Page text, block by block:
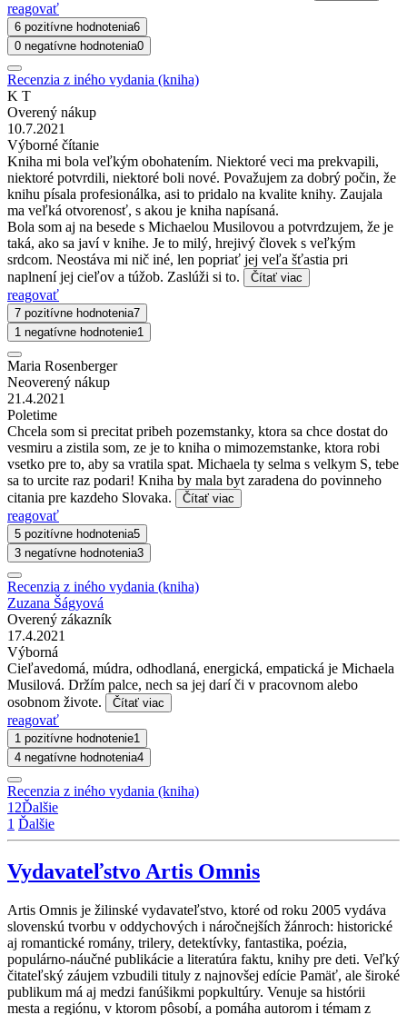
reagovať
6 pozitívne hodnotenia6
0 negatívne hodnotenia0
Recenzia z iného vydania (kniha)
K T
Overený nákup
10.7.2021
Výborné čítanie
Kniha mi bola veľkým obohatením. Niektoré veci ma prekvapili,
niektoré potvrdili, niektoré boli nové. Považujem za dobrý počin, že
knihu písala profesionálka, asi to pridalo na kvalite knihy. Zaujala
ma veľká otvorenosť, s akou je kniha napísaná.
Bola som aj na besede s Michaelou Musilovou a potvrdzujem, že je
taká, ako sa javí v knihe. Je to milý, hrejivý človek s veľkým
srdcom. Neostáva mi nič iné, len popriať jej veľa šťastia pri
naplnení jej cieľov a túžob. Zaslúži si to.
Čítať viac
reagovať
7 pozitívne hodnotenia7
1 negatívne hodnotenie1
Maria Rosenberger
Neoverený nákup
21.4.2021
Poletime
Chcela som si precitat pribeh pozemstanky, ktora sa chce dostat do
vesmiru a zistila som, ze je to kniha o mimozemstanke, ktora robi
vsetko pre to, aby sa vratila spat. Michaela ty selma s velkym S, tebe
sa to urcite raz podari! Kniha by mala byt zaradena do povinneho
citania pre kazdeho Slovaka.
Čítať viac
reagovať
5 pozitívne hodnotenia5
3 negatívne hodnotenia3
Recenzia z iného vydania (kniha)
Zuzana Šágyová
Overený zákazník
17.4.2021
Výborná
Cieľavedomá, múdra, odhodlaná, energická, empatická je Michaela
Musilová. Držím palce, nech sa jej darí či v pracovnom alebo
osobnom živote.
Čítať viac
reagovať
1 pozitívne hodnotenie1
4 negatívne hodnotenia4
Recenzia z iného vydania (kniha)
12Ďalšie
1 Ďalšie
Vydavateľstvo Artis Omnis
Artis Omnis je žilinské vydavateľstvo, ktoré od roku 2005 vydáva
slovenskú tvorbu v oddychových i náročnejších žánroch: historické
aj romantické romány, trilery, detektívky, fantastika, poézia,
populárno-náučné publikácie a literatúra faktu, knihy pre deti. Veľký
čitateľský záujem vzbudili tituly z najnovšej edície Pamäť, ale široké
publikum má aj medzi fanúšikmi popkultúry. Venuje sa histórii
mesta a regiónu, v ktorom pôsobí, a pomáha autorom i témam z